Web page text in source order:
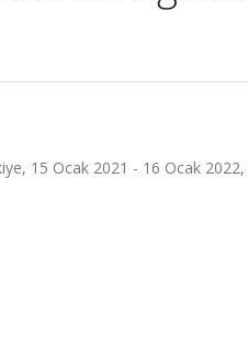
15 Ocak 2021 - 16 Ocak 2022,